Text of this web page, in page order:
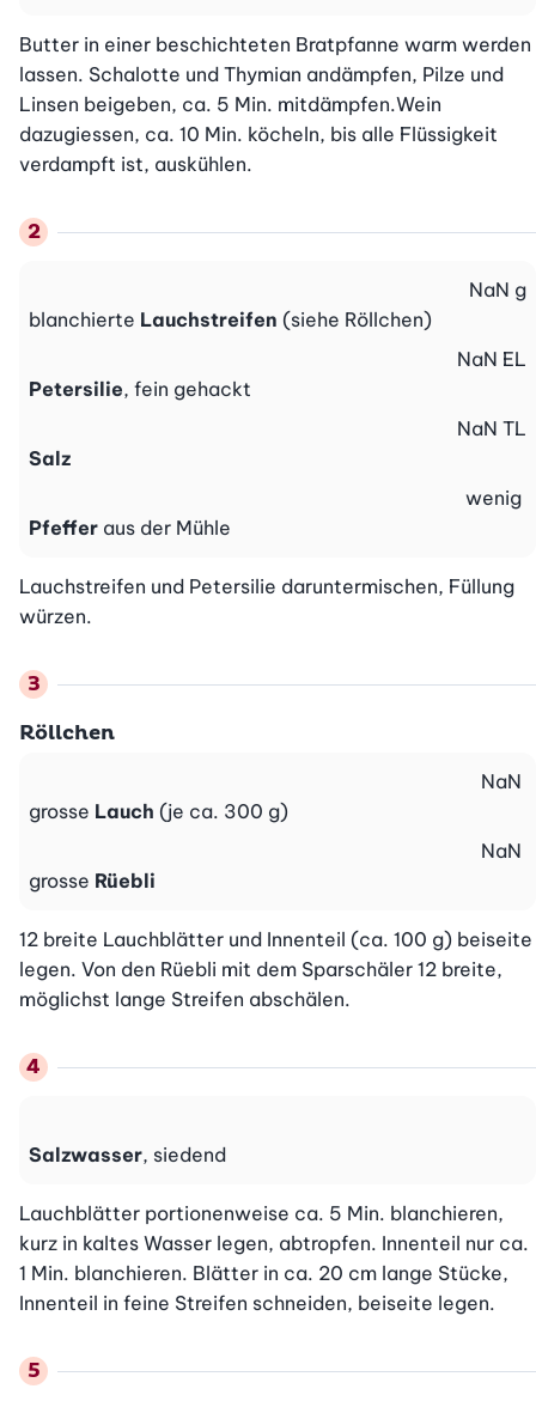
Butter in einer beschichteten Bratpfanne warm werden
lassen. Schalotte und Thymian andämpfen, Pilze und
Linsen beigeben, ca. 5 Min. mitdämpfen.Wein
dazugiessen, ca. 10 Min. köcheln, bis alle Flüssigkeit
verdampft ist, auskühlen.
blanchierte Lauchstreifen (siehe Röllchen)
NaN g
Petersilie, fein gehackt
NaN EL
Salz
NaN TL
Pfeffer aus der Mühle
wenig
Lauchstreifen und Petersilie daruntermischen, Füllung
würzen.
Röllchen
grosse Lauch (je ca. 300 g)
NaN
grosse Rüebli
NaN
12 breite Lauchblätter und Innenteil (ca. 100 g) beiseite
legen. Von den Rüebli mit dem Sparschäler 12 breite,
möglichst lange Streifen abschälen.
Salzwasser, siedend
Lauchblätter portionenweise ca. 5 Min. blanchieren,
kurz in kaltes Wasser legen, abtropfen. Innenteil nur ca.
1 Min. blanchieren. Blätter in ca. 20 cm lange Stücke,
Innenteil in feine Streifen schneiden, beiseite legen.